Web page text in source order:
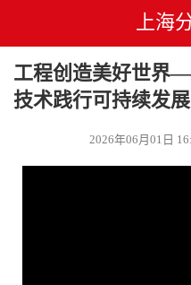
上海
工程创造美好世界
技术践行可持续发展
2026年06月01日